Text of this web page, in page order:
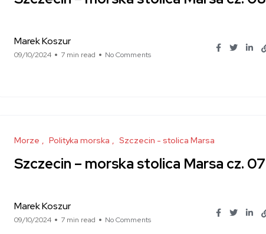
Marek Koszur
09/10/2024 7 min read No Comments
Morze Polityka morska Szczecin - stolica Marsa
Szczecin – morska stolica Marsa cz. 07
Marek Koszur
09/10/2024 7 min read No Comments